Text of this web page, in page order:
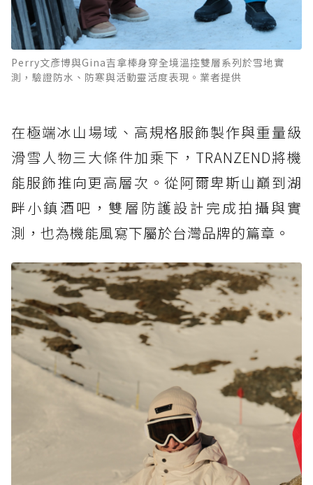
Perry文彥博與Gina吉拿棒身穿全境溫控雙層系列於雪地實
測，驗證防水、防寒與活動靈活度表現。業者提供
在極端冰山場域、高規格服飾製作與重量級
滑雪人物三大條件加乘下，TRANZEND將機
能服飾推向更高層次。從阿爾卑斯山巔到湖
畔小鎮酒吧，雙層防護設計完成拍攝與實
測，也為機能風寫下屬於台灣品牌的篇章。